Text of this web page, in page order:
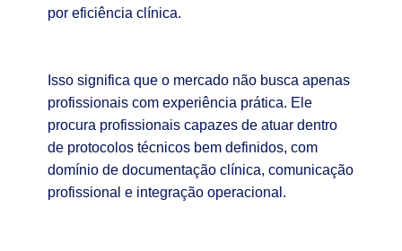
por eficiência clínica.
Isso significa que o mercado não busca apenas
profissionais com experiência prática. Ele
procura profissionais capazes de atuar dentro
de protocolos técnicos bem definidos, com
domínio de documentação clínica, comunicação
profissional e integração operacional.